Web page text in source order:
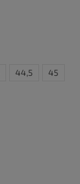
44,5 45
38,5 39